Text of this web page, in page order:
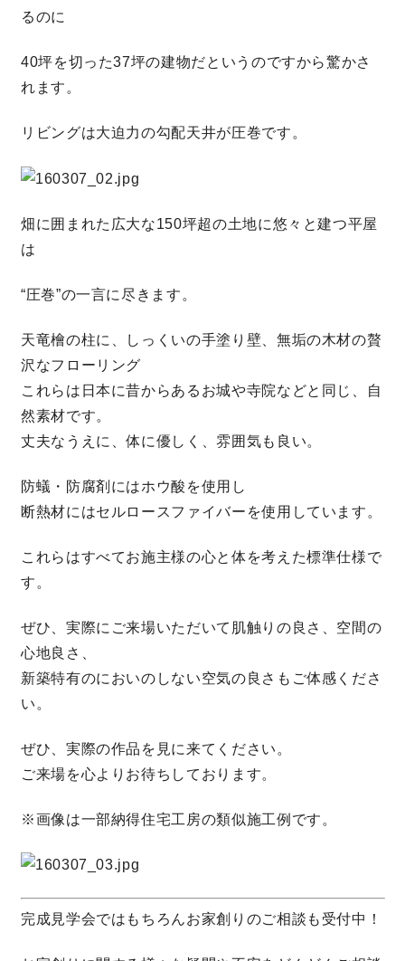
nattoku住宅 10のこだわり
身体に優しい自然素材の家
耐震等級3 & 許容応力度計算 全棟標準
徹底したコストダウンの追求
頑丈で長持ちの外壁
2030年の省エネ基準住宅
生涯続く安心のアフターフォロー
ラインナップ
最響の家
Groovin’
nattoku住宅25周年記念モデル
Glass Arts
Blue Style
るのに
40坪を切った37坪の建物だというのですから驚かさ
れます。
リビングは大迫力の勾配天井が圧巻です。
畑に囲まれた広大な150坪超の土地に悠々と建つ平屋
は
“圧巻”の一言に尽きます。
天竜檜の柱に、しっくいの手塗り壁、無垢の木材の贅
沢なフローリング
これらは日本に昔からあるお城や寺院などと同じ、自
然素材です。
丈夫なうえに、体に優しく、雰囲気も良い。
防蟻・防腐剤にはホウ酸を使用し
断熱材にはセルロースファイバーを使用しています。
これらはすべてお施主様の心と体を考えた標準仕様で
す。
ぜひ、実際にご来場いただいて肌触りの良さ、空間の
心地良さ、
新築特有のにおいのしない空気の良さもご体感くださ
い。
ぜひ、実際の作品を見に来てください。
ご来場を心よりお待ちしております。
※画像は一部納得住宅工房の類似施工例です。
完成見学会ではもちろんお家創りのご相談も受付中！